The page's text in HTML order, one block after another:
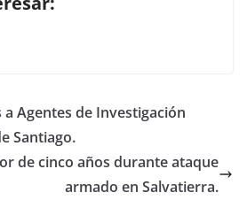
k
n
Agentes de Investigación
Santiago.
de cinco años durante ataque
armado en Salvatierra.